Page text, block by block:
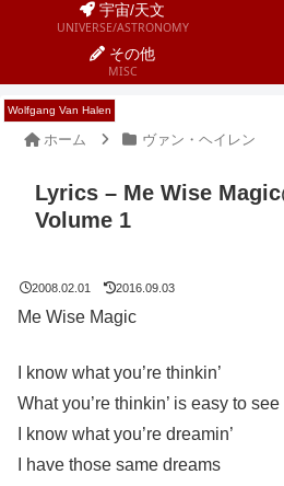
宇宙/天文
UNIVERSE/ASTRONOMY
その他
MISC
ホーム ヴァン・ヘイレン
Lyrics – Me Wise
Volume 1
2008.02.01 2016.09.03
Me Wise Magic
I know what you’re thinkin’
What you’re thinkin’ is easy to see
I know what you’re dreamin’
I have those same dreams
ヴァン・ヘイレン
ヴァン・ヘイレン
Wolfgang Van Halen